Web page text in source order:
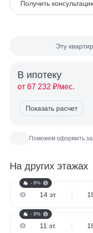
Планировка
Получить
Эту
В ипотекy
от 67 232 ₽/мес.
Показать расчет
Поможем оформить
На других этажах
- 9%
14 эт.
- 9%
11 эт.